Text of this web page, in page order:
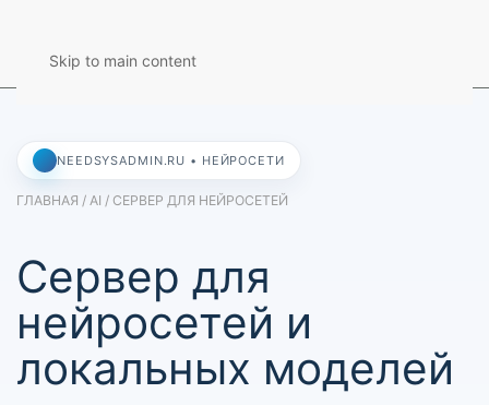
Skip to main content
NEEDSYSADMIN.RU • НЕЙРОСЕТИ
ГЛАВНАЯ / AI / СЕРВЕР ДЛЯ НЕЙРОСЕТЕЙ
Сервер для
нейросетей и
локальных моделей